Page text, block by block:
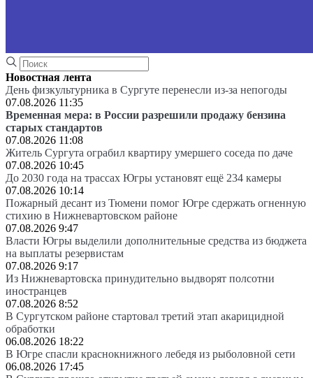
Новостная лента
День физкультурника в Сургуте перенесли из-за непогоды
07.08.2026 11:35
Временная мера: в России разрешили продажу бензина
старых стандартов
07.08.2026 11:08
Житель Сургута ограбил квартиру умершего соседа по даче
07.08.2026 10:45
До 2030 года на трассах Югры установят ещё 234 камеры
07.08.2026 10:14
Пожарный десант из Тюмени помог Югре сдержать огненную
стихию в Нижневартовском районе
07.08.2026 9:47
Власти Югры выделили дополнительные средства из бюджета
на выплаты резервистам
07.08.2026 9:17
Из Нижневартовска принудительно выдворят полсотни
иностранцев
07.08.2026 8:52
В Сургутском районе стартовал третий этап акарицидной
обработки
06.08.2026 18:22
В Югре спасли краснокнижного лебедя из рыболовной сети
06.08.2026 17:45